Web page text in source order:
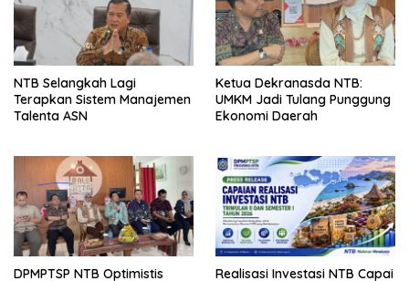
NTB Selangkah Lagi
Terapkan Sistem Manajemen
Talenta ASN
Ketua Dekranasda NTB:
UMKM Jadi Tulang Punggung
Ekonomi Daerah
DPMPTSP NTB Optimistis Realisasi Investasi NTB Capai